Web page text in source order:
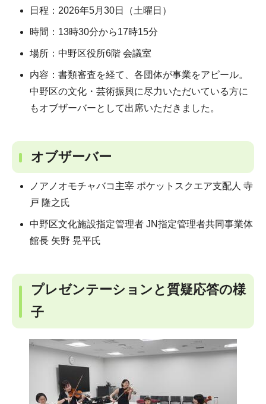
日程：2026年5月30日（土曜日）
時間：13時30分から17時15分
場所：中野区役所6階 会議室
内容：書類審査を経て、各団体が事業をアピール。
中野区の文化・芸術振興に尽力いただいている方に
もオブザーバーとして出席いただきました。
オブザーバー
ノアノオモチャバコ主宰 ポケットスクエア支配人 寺
戸 隆之氏
中野区文化施設指定管理者 JN指定管理者共同事業体
館長 矢野 晃平氏
プレゼンテーションと質疑応答の様
子